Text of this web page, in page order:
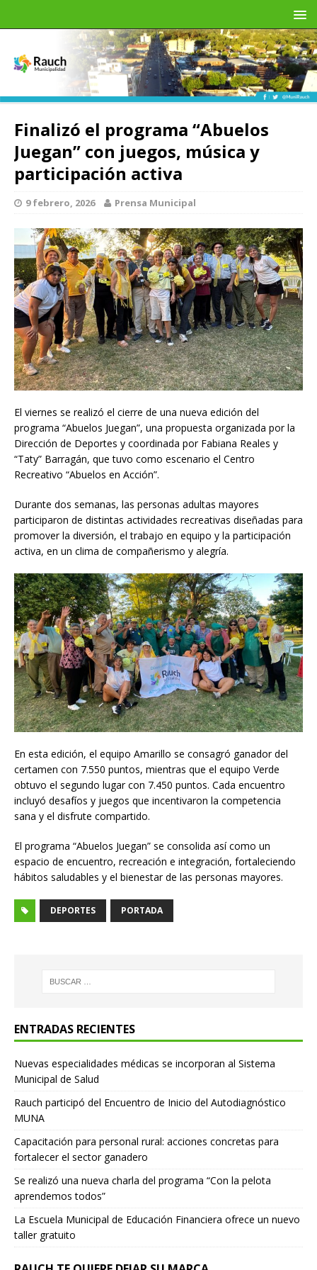
Finalizó el programa “Abuelos
Juegan” con juegos, música y
participación activa
9 febrero, 2026 Prensa Municipal
El viernes se realizó el cierre de una nueva edición del
programa “Abuelos Juegan”, una propuesta organizada por la
Dirección de Deportes y coordinada por Fabiana Reales y
“Taty” Barragán, que tuvo como escenario el Centro
Recreativo “Abuelos en Acción”.
Durante dos semanas, las personas adultas mayores
participaron de distintas actividades recreativas diseñadas para
promover la diversión, el trabajo en equipo y la participación
activa, en un clima de compañerismo y alegría.
En esta edición, el equipo Amarillo se consagró ganador del
certamen con 7.550 puntos, mientras que el equipo Verde
obtuvo el segundo lugar con 7.450 puntos. Cada encuentro
incluyó desafíos y juegos que incentivaron la competencia
sana y el disfrute compartido.
El programa “Abuelos Juegan” se consolida así como un
espacio de encuentro, recreación e integración, fortaleciendo
hábitos saludables y el bienestar de las personas mayores.
DEPORTES PORTADA
ENTRADAS RECIENTES
Nuevas especialidades médicas se incorporan al Sistema
Municipal de Salud
Rauch participó del Encuentro de Inicio del Autodiagnóstico
MUNA
Capacitación para personal rural: acciones concretas para
fortalecer el sector ganadero
Se realizó una nueva charla del programa “Con la pelota
aprendemos todos”
La Escuela Municipal de Educación Financiera ofrece un nuevo
taller gratuito